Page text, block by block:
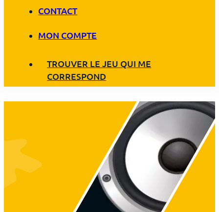
CONTACT
MON COMPTE
TROUVER LE JEU QUI ME
CORRESPOND